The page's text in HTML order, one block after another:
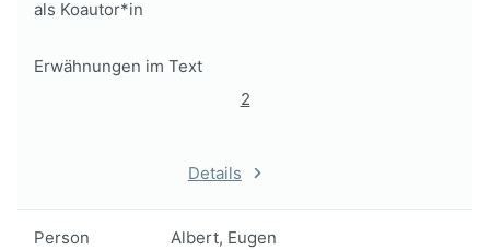
als Koautor*in
Erwähnungen im Text
2
Details
Person Albert, Eugen